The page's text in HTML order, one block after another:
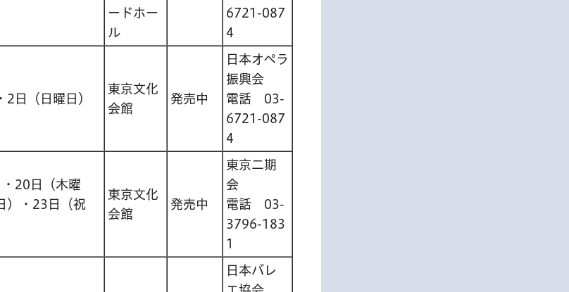
ードホー
ル
6721-087
4
日（日曜日）
東京文化
会館
発売中
日本オペラ
振興会
電話 03-
6721-087
4
20日（木曜
）・23日（祝
東京文化
会館
発売中
東京二期
会
電話 03-
3796-183
1
日本バレ